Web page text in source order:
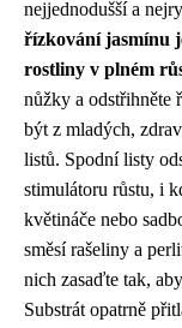
nejjednodušší a
řízkování jasmínu
rostliny v plném
nůžky a odstřihněte
být z mladých,
listů. Spodní listy
stimulátoru růstu, i
květináče nebo
směsí rašeliny a
nich zasaďte tak,
Substrát opatrně